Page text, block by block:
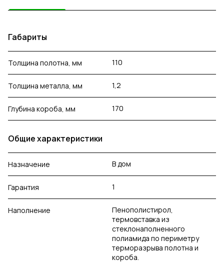
Габариты
Толщина полотна, мм 110
Толщина металла, мм 1,2
Глубина короба, мм 170
Общие характеристики
Назначение В дом
Гарантия 1
Наполнение
Пенополистирол,
термовставка из
стеклонаполненного
полиамида по периметру
терморазрыва полотна и
короба.